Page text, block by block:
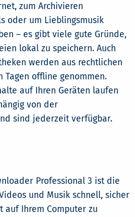
zum Archivieren
oder um Lieblingsmusik
– es gibt viele gute Gründe,
lokal zu speichern. Auch
werden aus rechtlichen
Tagen offline genommen.
auf Ihren Geräten laufen
von der
sind jederzeit verfügbar.
Professional 3 ist die
und Musik schnell, sicher
auf Ihrem Computer zu